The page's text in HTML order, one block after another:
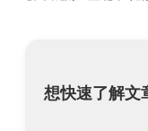
想快速了解文